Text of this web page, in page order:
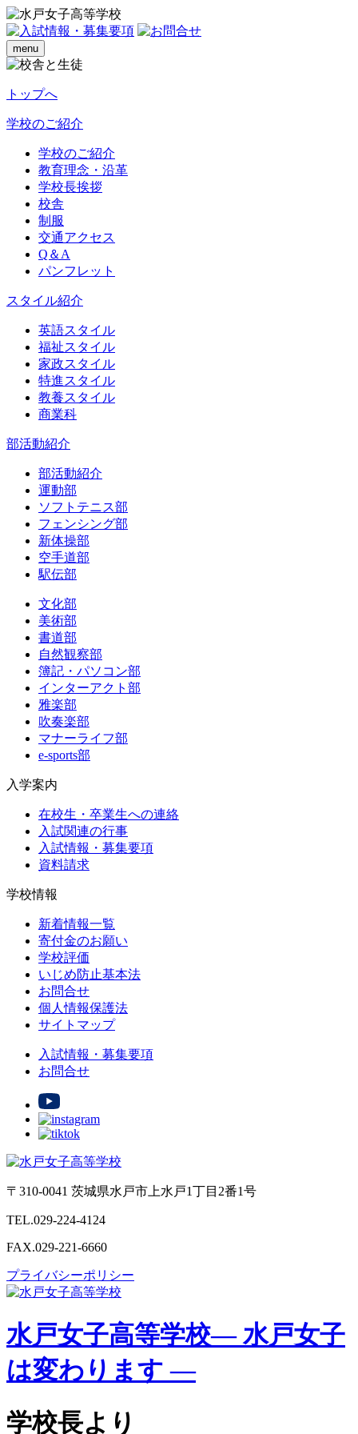
menu
トップへ
学校のご紹介
学校のご紹介
教育理念・沿革
学校長挨拶
校舎
制服
交通アクセス
Q＆A
パンフレット
スタイル紹介
英語スタイル
福祉スタイル
家政スタイル
特進スタイル
教養スタイル
商業科
部活動紹介
部活動紹介
運動部
ソフトテニス部
フェンシング部
新体操部
空手道部
駅伝部
文化部
美術部
書道部
自然観察部
簿記・パソコン部
インターアクト部
雅楽部
吹奏楽部
マナーライフ部
e-sports部
入学案内
在校生・卒業生への連絡
入試関連の行事
入試情報・募集要項
資料請求
学校情報
新着情報一覧
寄付金のお願い
学校評価
いじめ防止基本法
お問合せ
個人情報保護法
サイトマップ
入試情報・募集要項
お問合せ
〒310-0041 茨城県水戸市上水戸1丁目2番1号
TEL.029-224-4124
FAX.029-221-6660
プライバシーポリシー
水戸女子高等学校— 水戸女子
は変わります —
学校長より